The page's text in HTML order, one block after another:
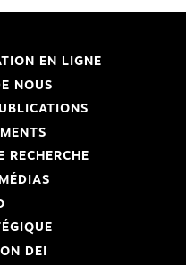
EN LIGNE
NOUS
RECHERCHE
DEI